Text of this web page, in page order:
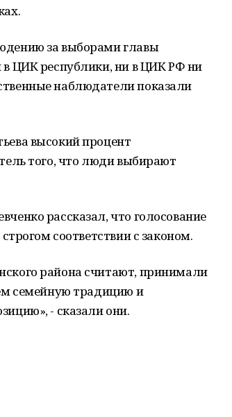
за выборами главы
ЦИК республики, ни в ЦИК РФ ни
наблюдатели показали
высокий процент
того, что люди выбирают
рассказал, что голосование
соответствии с законом.
района считают, принимали
семейную традицию и
- сказали они.